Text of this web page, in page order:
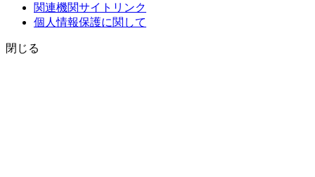
関連機関サイトリンク
個人情報保護に関して
閉じる